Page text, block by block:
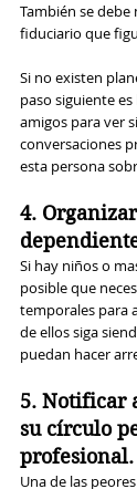
También se debe
fiduciario que
Si no existen
paso siguiente
amigos para ver
conversaciones
esta persona
4.
Si hay niños o
posible que
temporales para
de ellos siga
puedan hacer
5. Notificar
su círculo
profesional.
Una de las